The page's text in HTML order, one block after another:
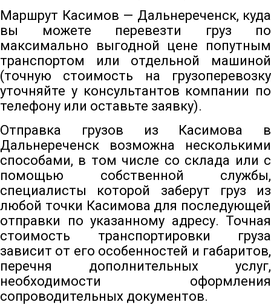
Маршрут Касимов — Дальнереченск, куда
вы можете перевезти груз по
максимально выгодной цене попутным
транспортом или отдельной машиной
(точную стоимость на грузоперевозку
уточняйте у консультантов компании по
телефону или оставьте заявку).
Отправка грузов из Касимова в
Дальнереченск возможна несколькими
способами, в том числе со склада или с
помощью собственной службы,
специалисты которой заберут груз из
любой точки Касимова для последующей
отправки по указанному адресу. Точная
стоимость транспортировки груза
зависит от его особенностей и габаритов,
перечня дополнительных услуг,
необходимости оформления
сопроводительных документов.